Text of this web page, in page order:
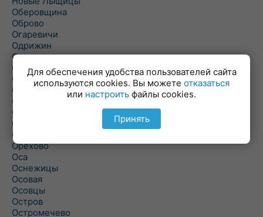
Оберовщина
Оброво
Огаревичи
Одрижин
Оздамичи
Озяты
Олтуш
Ольманы
Ольпень
Ольшаны
Омельная
Ополь
Орехово
Оса
Оснежицы
Осовая
Осовцы
Остров
Остромечево
Для обеспечения удобства пользователей сайта
используются cookies. Вы можете отказаться
или настроить файлы cookies.
Принять